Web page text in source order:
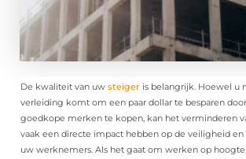
De kwaliteit van uw steiger is belangrijk. Hoewel u
verleiding komt om een ​​paar dollar te besparen
goedkope merken te kopen, kan het verminderen
vaak een directe impact hebben op de veiligheid
uw werknemers. Als het gaat om werken op